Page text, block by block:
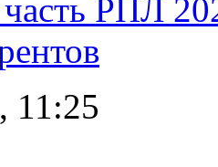
РПЛ
11:25